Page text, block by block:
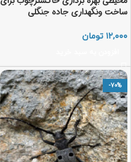
ساخت ونگهداری جاده جنگلی
تومان
-70%